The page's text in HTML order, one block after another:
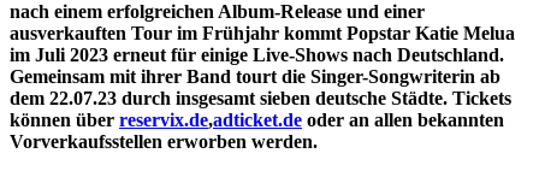
nach einem erfolgreichen Album-Release und einer
ausverkauften Tour im Frühjahr kommt Popstar Katie Melua
im Juli 2023 erneut für einige Live-Shows nach Deutschland.
Gemeinsam mit ihrer Band tourt die Singer-Songwriterin ab
dem 22.07.23 durch insgesamt sieben deutsche Städte. Tickets
können über reservix.de,adticket.de oder an allen bekannten
Vorverkaufsstellen erworben werden.